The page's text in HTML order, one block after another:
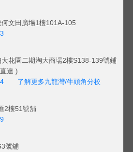
文田廣場1樓101A-105
花園二期淘大商場2樓S138-139號鋪
達 )
了解更多九龍灣/牛頭角分校
2樓51號舖
號舖